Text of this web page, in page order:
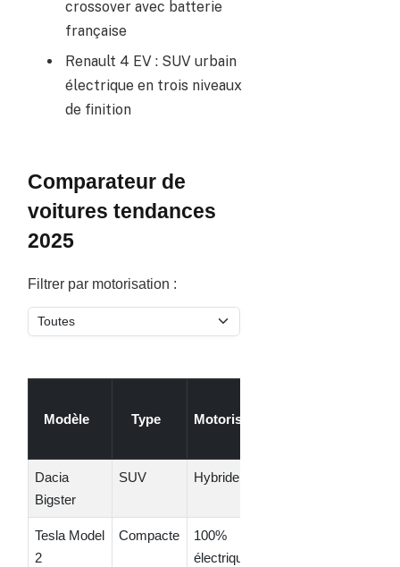
crossover avec batterie
française
Renault 4 EV : SUV urbain
électrique en trois niveaux
de finition
Comparateur de
voitures tendances
2025
Filtrer par motorisation :
Modèle Type Motorisation
Dacia
Bigster
SUV Hybride
Tesla Model
2
Compacte
100%
électrique